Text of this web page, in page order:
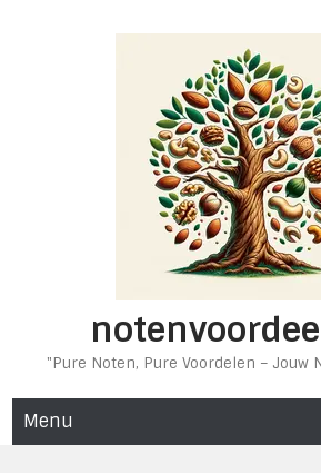
"Pure Noten, Pure Voordelen – Jouw
Menu